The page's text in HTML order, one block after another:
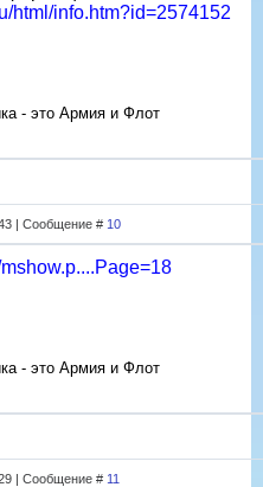
html/info.htm?id=2574152
- это Армия и Флот
| Сообщение # 10
- это Армия и Флот
| Сообщение # 11